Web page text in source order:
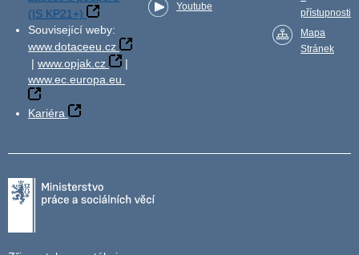
(IS KP21+)
Související weby:
www.dotaceeu.cz
| www.opjak.cz
|
www.ec.europa.eu
Kariéra
Youtube
přístupnosti
Mapa
Stránek